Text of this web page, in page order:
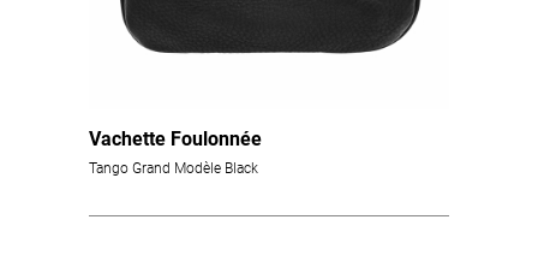
Vachette Foulonnée
Tango Grand Modèle Black